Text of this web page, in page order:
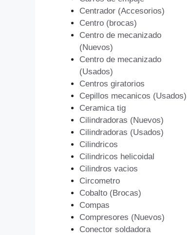
Centrador (Accesorios)
Centro (brocas)
Centro de mecanizado
(Nuevos)
Centro de mecanizado
(Usados)
Centros giratorios
Cepillos mecanicos (Usados)
Ceramica tig
Cilindradoras (Nuevos)
Cilindradoras (Usados)
Cilindricos
Cilindricos helicoidal
Cilindros vacios
Circometro
Cobalto (Brocas)
Compas
Compresores (Nuevos)
Conector soldadora